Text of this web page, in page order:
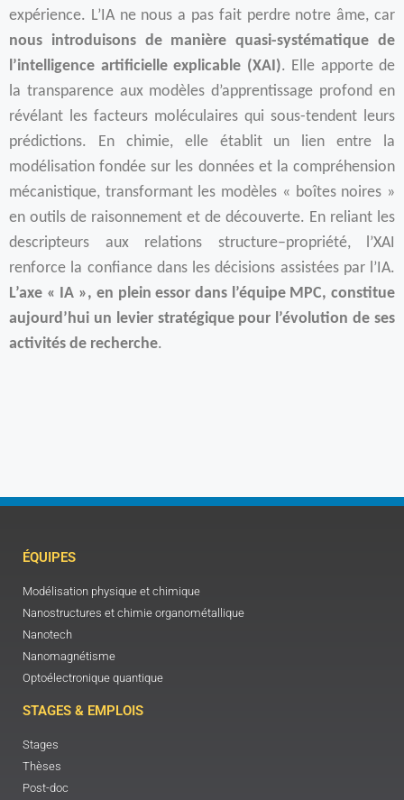
expérience. L’IA ne nous a pas fait perdre notre âme, car
nous introduisons de manière quasi-systématique de
l’intelligence artificielle explicable (XAI). Elle apporte de
la transparence aux modèles d’apprentissage profond en
révélant les facteurs moléculaires qui sous-tendent leurs
prédictions. En chimie, elle établit un lien entre la
modélisation fondée sur les données et la compréhension
mécanistique, transformant les modèles « boîtes noires »
en outils de raisonnement et de découverte. En reliant les
descripteurs aux relations structure–propriété, l’XAI
renforce la confiance dans les décisions assistées par l’IA.
L’axe « IA », en plein essor dans l’équipe MPC, constitue
aujourd’hui un levier stratégique pour l’évolution de ses
activités de recherche.
ÉQUIPES
Modélisation physique et chimique
Nanostructures et chimie organométallique
Nanotech
Nanomagnétisme
Optoélectronique quantique
STAGES & EMPLOIS
Stages
Thèses
Post-doc